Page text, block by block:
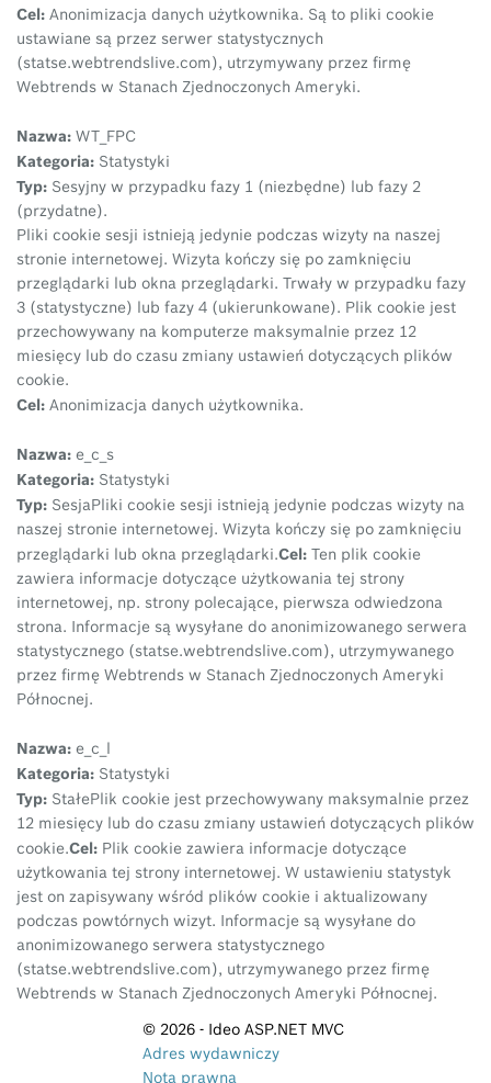
Cel: Anonimizacja danych użytkownika. Są to pliki cookie
ustawiane są przez serwer statystycznych
(statse.webtrendslive.com), utrzymywany przez firmę
Webtrends w Stanach Zjednoczonych Ameryki.
Nazwa: WT_FPC
Kategoria: Statystyki
Typ: Sesyjny w przypadku fazy 1 (niezbędne) lub fazy 2
(przydatne).
Pliki cookie sesji istnieją jedynie podczas wizyty na naszej
stronie internetowej. Wizyta kończy się po zamknięciu
przeglądarki lub okna przeglądarki. Trwały w przypadku fazy
3 (statystyczne) lub fazy 4 (ukierunkowane). Plik cookie jest
przechowywany na komputerze maksymalnie przez 12
miesięcy lub do czasu zmiany ustawień dotyczących plików
cookie.
Cel: Anonimizacja danych użytkownika.
Nazwa: e_c_s
Kategoria: Statystyki
Typ: SesjaPliki cookie sesji istnieją jedynie podczas wizyty na
naszej stronie internetowej. Wizyta kończy się po zamknięciu
przeglądarki lub okna przeglądarki.Cel: Ten plik cookie
zawiera informacje dotyczące użytkowania tej strony
internetowej, np. strony polecające, pierwsza odwiedzona
strona. Informacje są wysyłane do anonimizowanego serwera
statystycznego (statse.webtrendslive.com), utrzymywanego
przez firmę Webtrends w Stanach Zjednoczonych Ameryki
Północnej.
Nazwa: e_c_l
Kategoria: Statystyki
Typ: StałePlik cookie jest przechowywany maksymalnie przez
12 miesięcy lub do czasu zmiany ustawień dotyczących plików
cookie.Cel: Plik cookie zawiera informacje dotyczące
użytkowania tej strony internetowej. W ustawieniu statystyk
jest on zapisywany wśród plików cookie i aktualizowany
podczas powtórnych wizyt. Informacje są wysyłane do
anonimizowanego serwera statystycznego
(statse.webtrendslive.com), utrzymywanego przez firmę
Webtrends w Stanach Zjednoczonych Ameryki Północnej.
© 2026 - Ideo ASP.NET MVC
Adres wydawniczy
Nota prawna